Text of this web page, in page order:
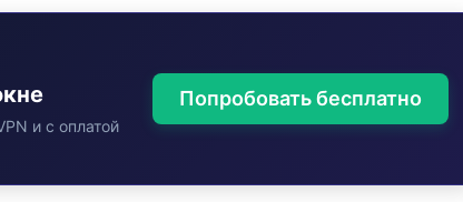
и с оплатой
Попробовать бесплатно